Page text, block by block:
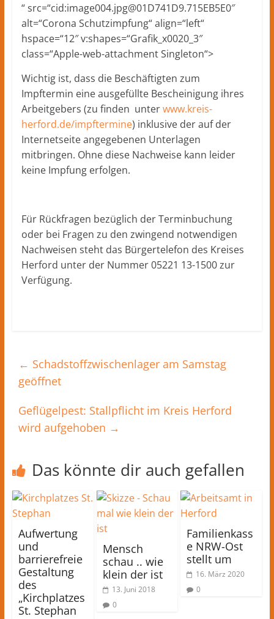
“ src=“cid:image004.jpg@01D741D9.715EB5E0″
alt=“Corona Schutzimpfung“ align=“left“
hspace=“12″ v:shapes=“Grafik_x0020_3″
class=“Apple-web-attachment Singleton“>
Wichtig ist, dass die Beschäftigten zum
Impftermin eine ausgefüllte Bescheinigung ihres
Arbeitgebers (zu finden unterwww.kreis-
herford.de/impftermine) inklusive der auf der
Internetseite angegebenen Unterlagen
mitbringen. Ohne diese Nachweise kann leider
keine Impfung erfolgen.
Für Rückfragen bezüglich der Terminbuchung
oder bei Fragen zu den zwingend notwendigen
Nachweisen steht das Bürgertelefon des Kreises
Herford unter der Nummer 05221 13-1500 zur
Verfügung.
← Schadstoffzwischenlager am Samstag
geöffnet
Geflügelpest: Stallpflicht im Kreis Herford
wird aufgehoben →
Das könnte dir auch gefallen
Aufwertung
und
barrierefreie
Gestaltung
des
„Kirchplatzes
St. Stephan
Mensch
schau .. wie
klein der ist
13. Juni 2018
0
Familienkass
e NRW-Ost
stellt um
16. März 2020
0